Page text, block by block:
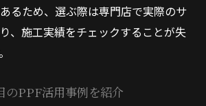
で泉佐野エリアの愛車を長持ちさ
PPF施工依頼のチェックポイン
ョンフィルム導入で得られる満
るため、選ぶ際は専門店で実際のサ
、施工実績をチェックすることが失
のPPF活用事例を紹介